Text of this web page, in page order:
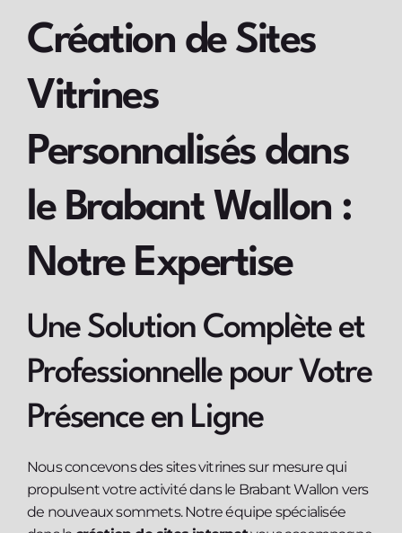
Création de Sites
Vitrines
Personnalisés dans
le Brabant Wallon :
Notre Expertise
Une Solution Complète et
Professionnelle pour Votre
Présence en Ligne
Nous concevons des sites vitrines sur mesure qui
propulsent votre activité dans le Brabant Wallon vers
de nouveaux sommets. Notre équipe spécialisée